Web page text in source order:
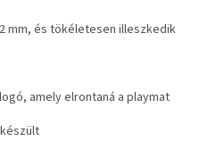
mm, és tökéletesen illeszkedik
amely elrontaná a playmat